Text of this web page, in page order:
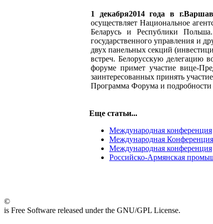
1 декабря2014 года в
осуществляет Национальное
Беларусь и Республики
государственного управления и
двух панельных секций
встреч. Белорусскую делегацию
форуме примет участие вице-
заинтересованных принять
Программа Форума и подробности
Еще статьи...
Международная конференция
Международная
Международная конференция
Российско-Армянская
©
is Free Software released under the GNU/GPL License.